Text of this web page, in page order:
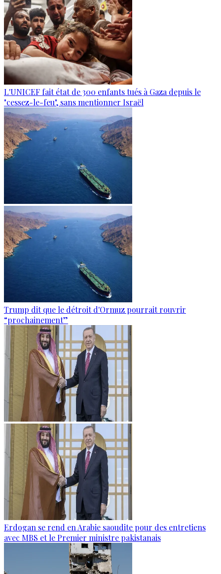
L'UNICEF fait état de 300 enfants tués à Gaza depuis le
"cessez-le-feu", sans mentionner Israël
Trump dit que le détroit d'Ormuz pourrait rouvrir
“prochainement”
Erdogan se rend en Arabie saoudite pour des entretiens
avec MBS et le Premier ministre pakistanais